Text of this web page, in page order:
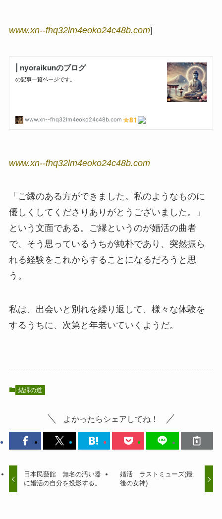
www.xn--fhq32lm4eoko24c48b.com]
www.xn--fhq32lm4eoko24c48b.com
「ご縁のある方ができました。私のようなものに
優しくしてくださりありがとうございました。」
という文面である。ご縁というのが婚活の曲者
で、そう思っているうちが純朴であり、突然振ら
れる経験をこれからすることになるだろうと思
う。
私は、出会いと別れを繰り返して、様々な体験を
するうちに、次第と年老いていくようだ。
結縁の道
よかったらシェアしてね！
日本民藝館 無名の汚い器
に婚活の自分を投影する。
婚活 ラストミューズ(最
後の女神)